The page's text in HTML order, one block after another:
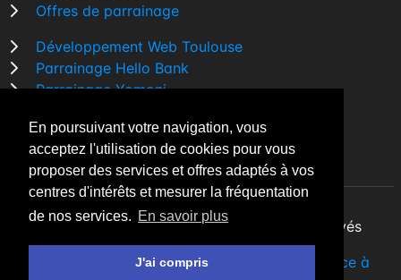
En poursuivant votre navigation, vous
acceptez l'utilisation de cookies pour vous
proposer des services et offres adaptés à vos
centres d'intérêts et mesurer la fréquentation
de nos services. En savoir plus
J'ai compris
Offres de parrainage
Développement Web Toulouse
Parrainage Hello Bank
Parrainage Yomoni
Comparatif banque
By Night v5.7.3| © 2026 - Tous droits réservés
par undéveloppeur Web Freelance à